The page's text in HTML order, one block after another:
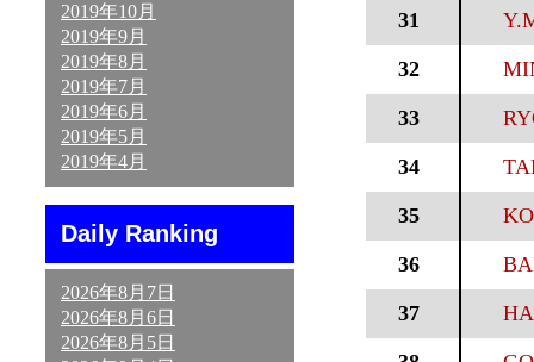
2019年10月
2019年9月
2019年8月
2019年7月
2019年6月
2019年5月
2019年4月
Daily Ranking
2026年8月7日
2026年8月6日
2026年8月5日
31
32
33
34
35
36
37